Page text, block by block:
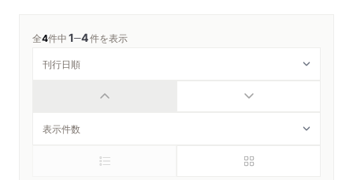
全4件中1─4件を表示